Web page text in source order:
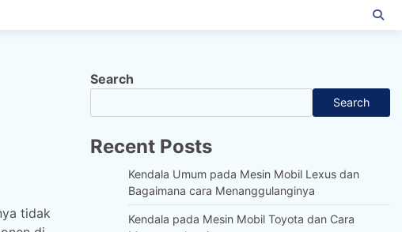
tidak
Search
Search
Recent Posts
Kendala Umum pada Mesin Mobil Lexus dan
Bagaimana cara Menanggulanginya
Kendala pada Mesin Mobil Toyota dan Cara